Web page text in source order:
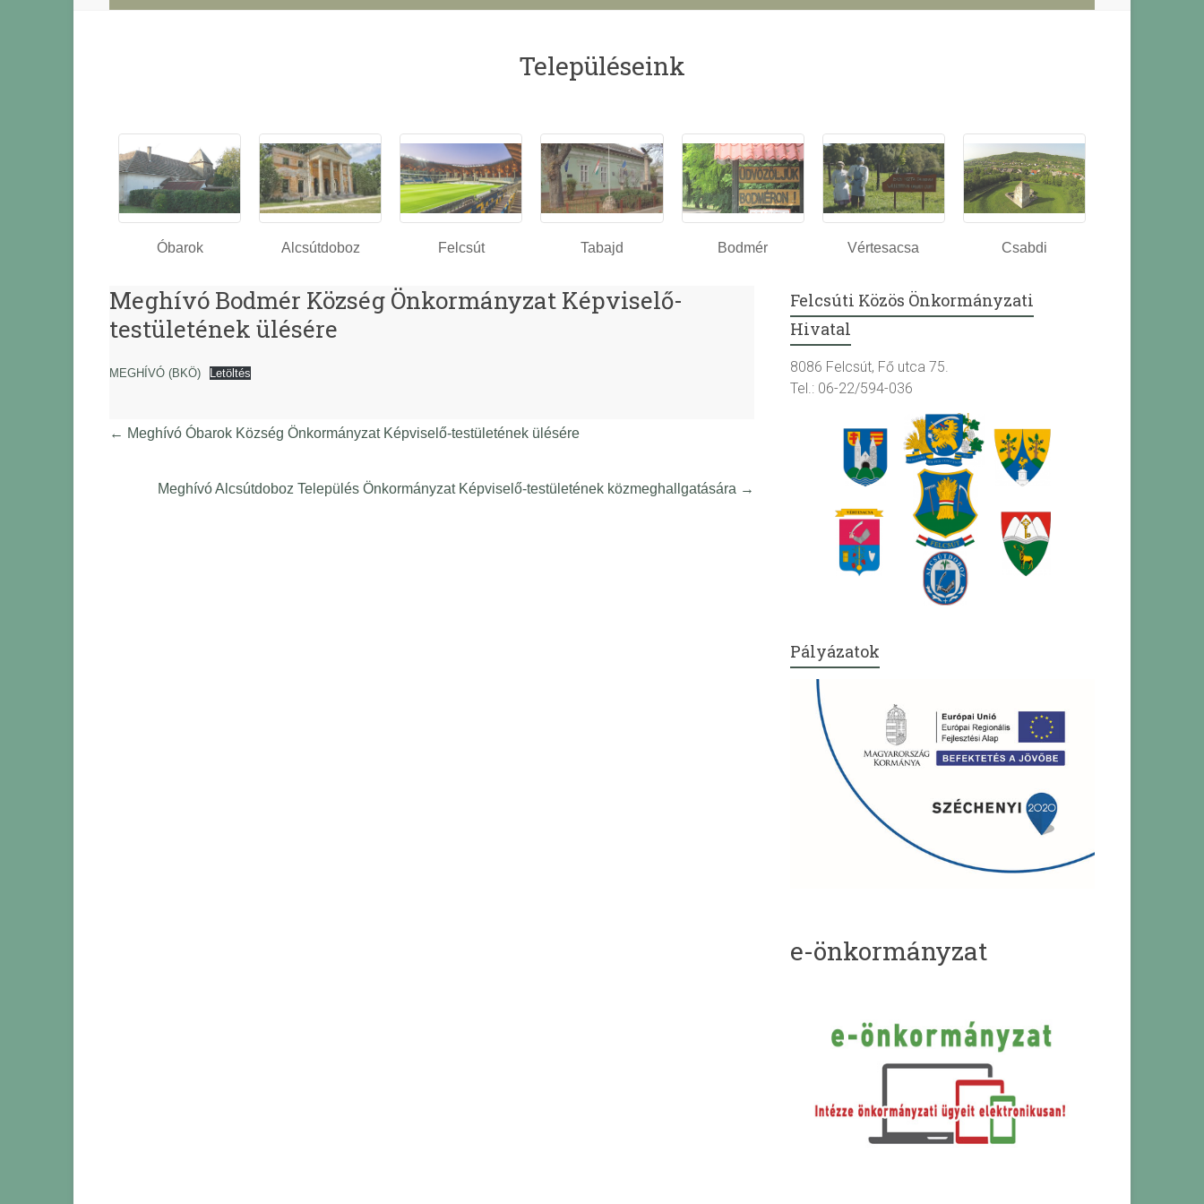
Településeink
Óbarok Alcsútdoboz Felcsút Tabajd Bodmér Vértesacsa Csabdi
Meghívó Bodmér Község Önkormányzat Képviselő-
testületének ülésére
MEGHÍVÓ (BKÖ) Letöltés
← Meghívó Óbarok Község Önkormányzat Képviselő-testületének ülésére
Meghívó Alcsútdoboz Település Önkormányzat Képviselő-testületének közmeghallgatására →
Felcsúti Közös Önkormányzati
Hivatal
8086 Felcsút, Fő utca 75.
Tel.: 06-22/594-036
Pályázatok
e-önkormányzat